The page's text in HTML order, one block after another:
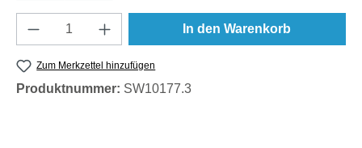
Produkt Anzahl: Gib den gewünschten
In den Warenkorb
Zum Merkzettel hinzufügen
Produktnummer: SW10177.3